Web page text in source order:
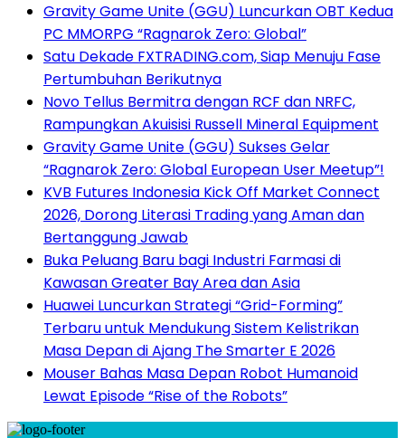
Gravity Game Unite (GGU) Luncurkan OBT Kedua
PC MMORPG “Ragnarok Zero: Global”
Satu Dekade FXTRADING.com, Siap Menuju Fase
Pertumbuhan Berikutnya
Novo Tellus Bermitra dengan RCF dan NRFC,
Rampungkan Akuisisi Russell Mineral Equipment
Gravity Game Unite (GGU) Sukses Gelar
“Ragnarok Zero: Global European User Meetup”!
KVB Futures Indonesia Kick Off Market Connect
2026, Dorong Literasi Trading yang Aman dan
Bertanggung Jawab
Buka Peluang Baru bagi Industri Farmasi di
Kawasan Greater Bay Area dan Asia
Huawei Luncurkan Strategi “Grid-Forming”
Terbaru untuk Mendukung Sistem Kelistrikan
Masa Depan di Ajang The Smarter E 2026
Mouser Bahas Masa Depan Robot Humanoid
Lewat Episode “Rise of the Robots”